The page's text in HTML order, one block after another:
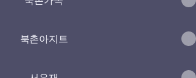
북촌아지트